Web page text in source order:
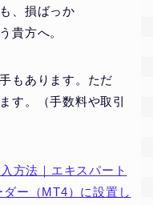
、損ばっか
貴方へ。
もあります。ただ
す。（手数料や取引
方法｜エキスパート
ー（MT4）に設置し